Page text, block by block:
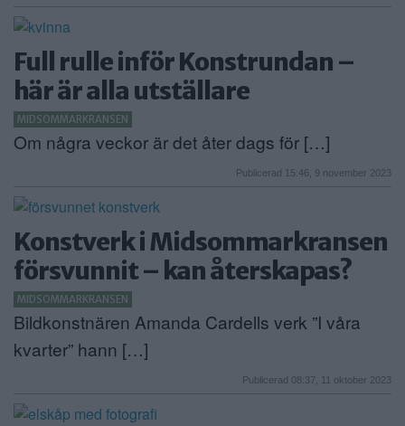
Full rulle inför Konstrundan –
här är alla utställare
MIDSOMMARKRANSEN
Om några veckor är det åter dags för […]
Publicerad 15:46, 9 november 2023
Konstverk i Midsommarkransen
försvunnit – kan återskapas?
MIDSOMMARKRANSEN
Bildkonstnären Amanda Cardells verk ”I våra
kvarter” hann […]
Publicerad 08:37, 11 oktober 2023